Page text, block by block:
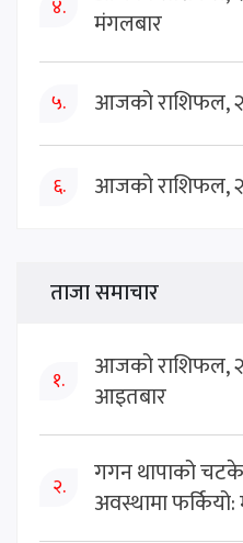
४.
मंगलबार
५. आजको राशिफल,
६. आजको राशिफल,
ताजा समाचार
१.
आजको राशिफल,
आइतबार
२.
गगन थापाको
अवस्थामा